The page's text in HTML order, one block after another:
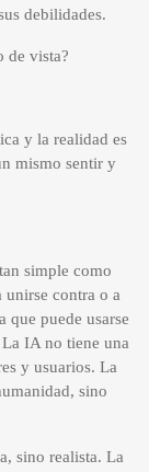
debilidades.
de vista?
y la realidad es
mismo sentir y
simple como
unirse contra o a
que puede usarse
IA no tiene una
y usuarios. La
sino
sino realista. La